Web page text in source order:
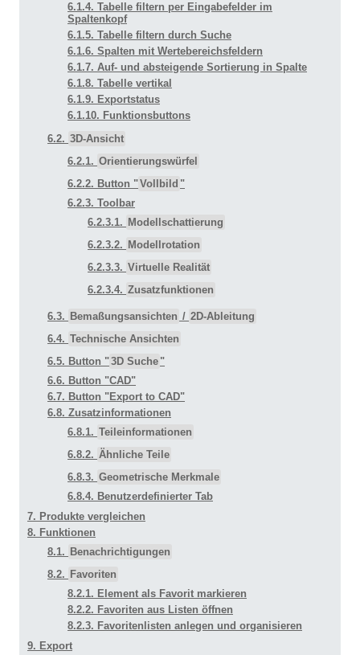
6.1.4. Tabelle filtern per Eingabefelder im
Spaltenkopf
6.1.5. Tabelle filtern durch Suche
6.1.6. Spalten mit Wertebereichsfeldern
6.1.7. Auf- und absteigende Sortierung in Spalte
6.1.8. Tabelle vertikal
6.1.9. Exportstatus
6.1.10. Funktionsbuttons
6.2. 3D-Ansicht
6.2.1. Orientierungswürfel
6.2.2. Button "Vollbild "
6.2.3. Toolbar
6.2.3.1. Modellschattierung
6.2.3.2. Modellrotation
6.2.3.3. Virtuelle Realität
6.2.3.4. Zusatzfunktionen
6.3. Bemaßungsansichten / 2D-Ableitung
6.4. Technische Ansichten
6.5. Button "3D Suche "
6.6. Button "CAD"
6.7. Button "Export to CAD"
6.8. Zusatzinformationen
6.8.1. Teileinformationen
6.8.2. Ähnliche Teile
6.8.3. Geometrische Merkmale
6.8.4. Benutzerdefinierter Tab
7. Produkte vergleichen
8. Funktionen
8.1. Benachrichtigungen
8.2. Favoriten
8.2.1. Element als Favorit markieren
8.2.2. Favoriten aus Listen öffnen
8.2.3. Favoritenlisten anlegen und organisieren
9. Export